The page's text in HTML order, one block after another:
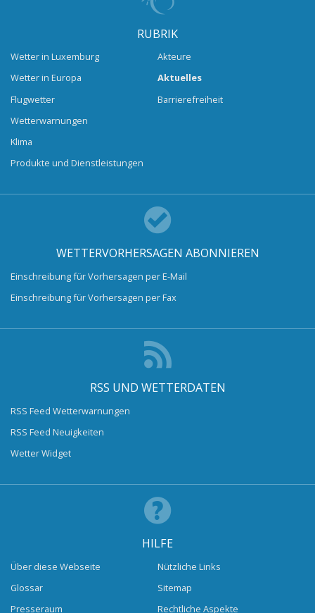
RUBRIK
Wetter in Luxemburg
Wetter in Europa
Flugwetter
Wetterwarnungen
Klima
Produkte und Dienstleistungen
Akteure
Aktuelles
Barrierefreiheit
WETTERVORHERSAGEN ABONNIEREN
Einschreibung für Vorhersagen per E-Mail
Einschreibung für Vorhersagen per Fax
RSS UND WETTERDATEN
RSS Feed Wetterwarnungen
RSS Feed Neuigkeiten
Wetter Widget
HILFE
Über diese Webseite
Glossar
Presseraum
Nützliche Links
Sitemap
Rechtliche Aspekte